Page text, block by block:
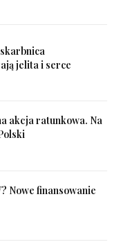
jelita i serce
akcja ratunkowa. Na
Nowe finansowanie